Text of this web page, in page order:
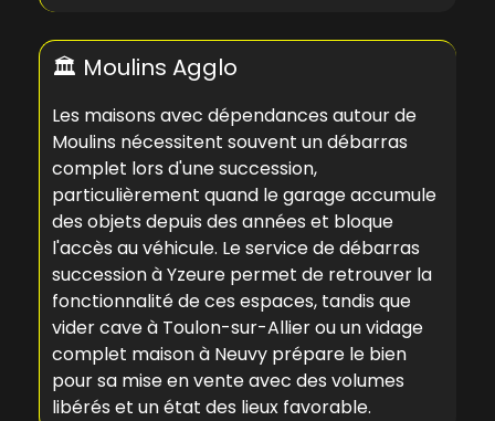
🏛️ Moulins Agglo
Les maisons avec dépendances autour de
Moulins nécessitent souvent un débarras
complet lors d'une succession,
particulièrement quand le garage accumule
des objets depuis des années et bloque
l'accès au véhicule. Leservice de débarras
succession à Yzeure permet de retrouver la
fonctionnalité de ces espaces, tandis que
vider cave à Toulon-sur-Allierou unvidage
complet maison à Neuvy prépare le bien
pour sa mise en vente avec des volumes
libérés et un état des lieux favorable.